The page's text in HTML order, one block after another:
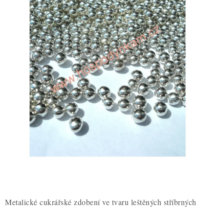
DO KUCHYNĚ
POCHUTINY
ZDRAVÉ PEČENÍ
DÁRKOVÉ POUKAZY
TÉMATICKÉ PRODUKTY
Metalické cukrářské zdobení ve tvaru leštěných stříbrných